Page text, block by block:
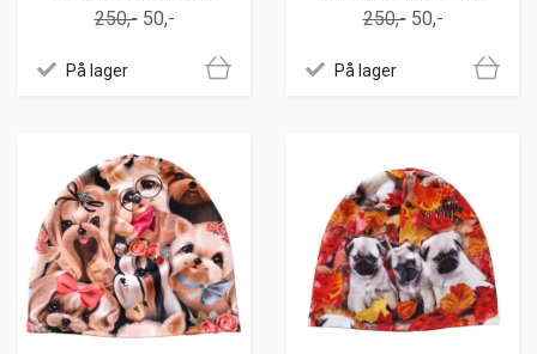
250,- 50,-
På lager
250,- 50,-
På lager